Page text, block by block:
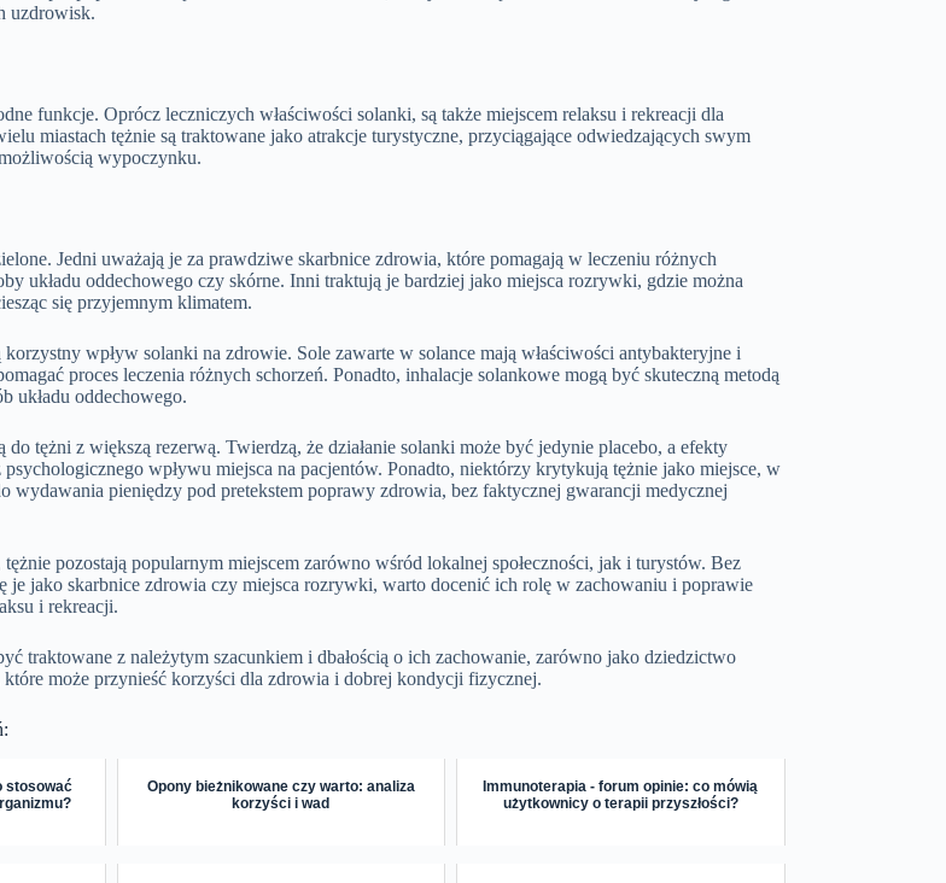
uzdrowisk.
funkcje. Oprócz leczniczych właściwości solanki, są także miejscem relaksu i rekreacji dla
miastach tężnie są traktowane jako atrakcje turystyczne, przyciągające odwiedzających swym
wypoczynku.
Jedni uważają je za prawdziwe skarbnice zdrowia, które pomagają w leczeniu różnych
układu oddechowego czy skórne. Inni traktują je bardziej jako miejsca rozrywki, gdzie można
się przyjemnym klimatem.
wpływ solanki na zdrowie. Sole zawarte w solance mają właściwości antybakteryjne i
proces leczenia różnych schorzeń. Ponadto, inhalacje solankowe mogą być skuteczną metodą
układu oddechowego.
do tężni z większą rezerwą. Twierdzą, że działanie solanki może być jedynie placebo, a efekty
wpływu miejsca na pacjentów. Ponadto, niektórzy krytykują tężnie jako miejsce, w
wydawania pieniędzy pod pretekstem poprawy zdrowia, bez faktycznej gwarancji medycznej
pozostają popularnym miejscem zarówno wśród lokalnej społeczności, jak i turystów. Bez
je jako skarbnice zdrowia czy miejsca rozrywki, warto docenić ich rolę w zachowaniu i poprawie
i rekreacji.
traktowane z należytym szacunkiem i dbałością o ich zachowanie, zarówno jako dziedzictwo
może przynieść korzyści dla zdrowia i dobrej kondycji fizycznej.
stosować
Opony bieżnikowane czy warto: analiza
korzyści i wad
Immunoterapia - forum opinie: co mówią
użytkownicy o terapii przyszłości?